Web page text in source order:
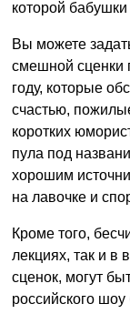
которой
Вы можете
смешной сценки
году, которые
счастью,
коротких
пула под
хорошим
на лавочке и
Кроме того,
лекциях, так и в
сценок, могут
российского шоу